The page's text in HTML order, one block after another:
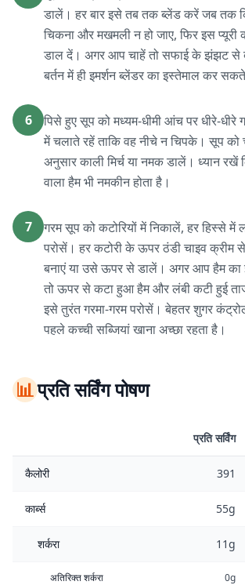
डालें। हर बार इसे तब तक ब्लेंड करें जब तक
चिकना और मखमली न हो जाए, फिर इस प्यूरी
डाल दें। अगर आप चाहें तो सफाई के झंझट से
बर्तन में ही इमर्शन ब्लेंडर का इस्तेमाल कर
6
पिसे हुए सूप को मध्यम-धीमी आंच पर धीरे-
में चलाते रहें ताकि वह नीचे न चिपके। सूप
अनुसार काली मिर्च या नमक डालें। ध्यान
वाला हैम भी नमकीन होता है।
7
गरम सूप को कटोरियों में निकालें, हर हिस्से
परोसें। हर कटोरी के ऊपर ठंडी चाइव क्रीम
बनाएं या उसे ऊपर से डालें। अगर आप हैम का
तो ऊपर से कटा हुआ हैम और लंबी कटी हुई
इसे तुरंत गरमा-गरम परोसें। बेहतर शुगर
पहले कच्ची सब्जियां खाना अच्छा रहता है।
📊प्रति सर्विंग पोषण
प्रति सर्विंग
कैलोरी 391
कार्ब्स 55g
शर्करा 11g
अतिरिक्त शर्करा 0g